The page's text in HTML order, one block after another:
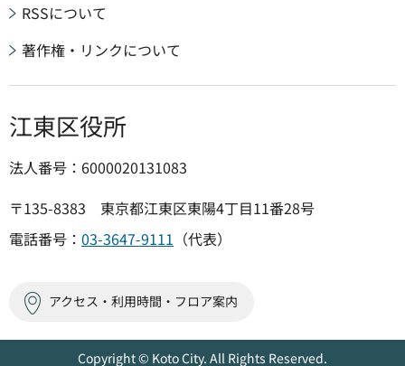
RSSについて
著作権・リンクについて
江東区役所
法人番号：6000020131083
〒135-8383 東京都江東区東陽4丁目11番28号
電話番号： 03-3647-9111 （代表）
アクセス・利用時間・フロア案内
Copyright © Koto City. All Rights Reserved.